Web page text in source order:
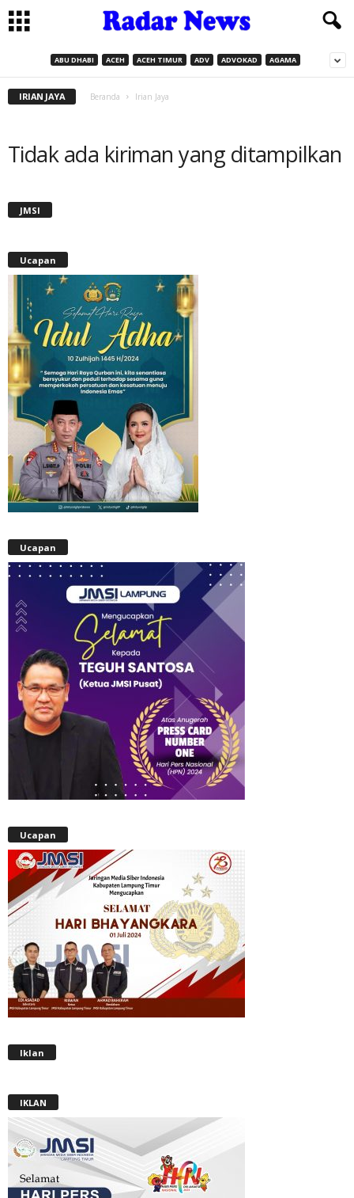
ABU DHABI ACEH ACEH TIMUR ADV ADVOKAD AGAMA
IRIAN JAYA Beranda Irian Jaya
Tidak ada kiriman yang ditampilkan
JMSI
Ucapan
Ucapan
Ucapan
Iklan
IKLAN